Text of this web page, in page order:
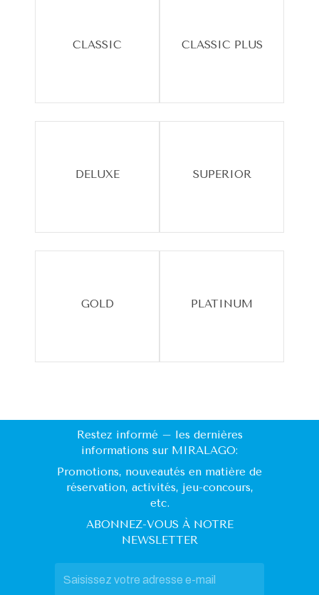
CLASSIC CLASSIC PLUS
DELUXE SUPERIOR
GOLD PLATINUM
Restez informé – les dernières
informations sur MIRALAGO:
Promotions, nouveautés en matière de
réservation, activités, jeu-concours,
etc.
ABONNEZ-VOUS À NOTRE
NEWSLETTER